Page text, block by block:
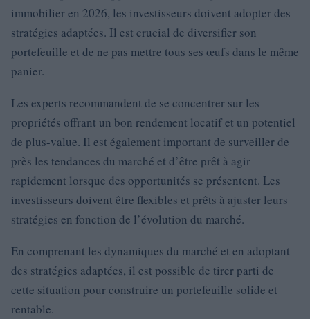
immobilier en 2026, les investisseurs doivent adopter des
stratégies adaptées. Il est crucial de diversifier son
portefeuille et de ne pas mettre tous ses œufs dans le même
panier.
Les experts recommandent de se concentrer sur les
propriétés offrant un bon rendement locatif et un potentiel
de plus-value. Il est également important de surveiller de
près les tendances du marché et d’être prêt à agir
rapidement lorsque des opportunités se présentent. Les
investisseurs doivent être flexibles et prêts à ajuster leurs
stratégies en fonction de l’évolution du marché.
En comprenant les dynamiques du marché et en adoptant
des stratégies adaptées, il est possible de tirer parti de
cette situation pour construire un portefeuille solide et
rentable.